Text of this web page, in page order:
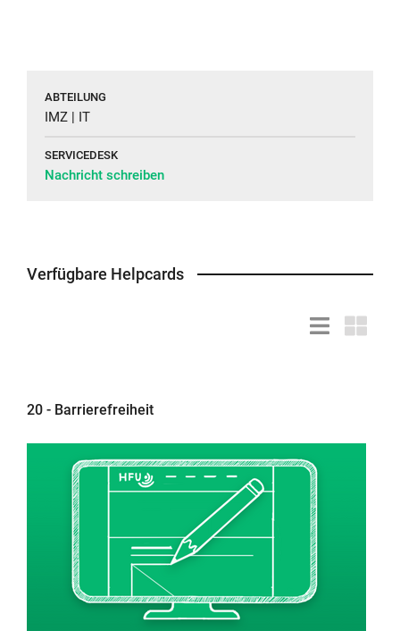
ABTEILUNG
IMZ | IT
SERVICEDESK
Nachricht schreiben
Verfügbare Helpcards
20 - Barrierefreiheit